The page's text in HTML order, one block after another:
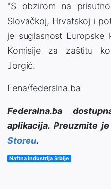
"S obzirom na
Slovačkoj, Hrvatskoj i
je suglasnost Europske
Komisije za zaštitu
Jorgić.
Fena/federalna.ba
Federalna.ba
aplikacija. Preuzmite
Storeu.
Naftna industrija Srbije